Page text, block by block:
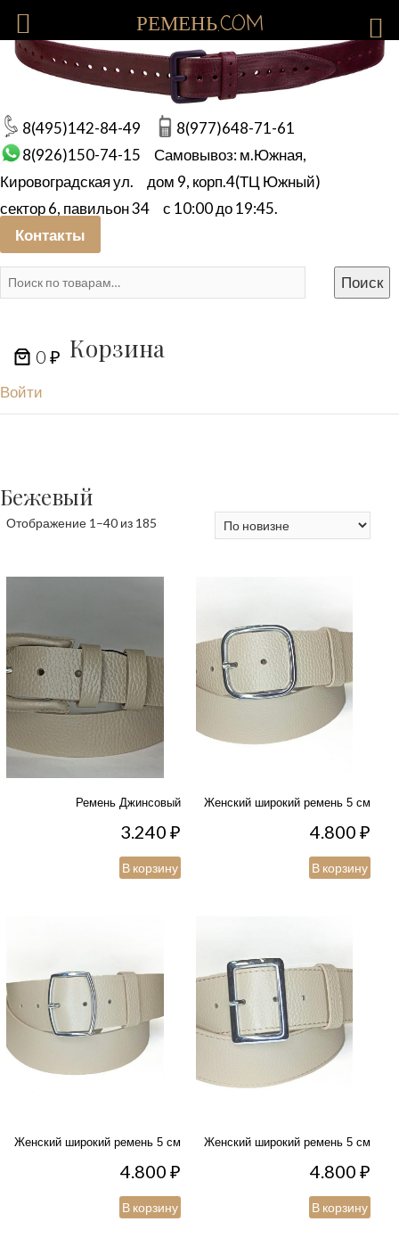
8(495)142-84-49
8(977)648-71-61
8(926)150-74-15
Самовывоз: м.Южная,
Кировоградская ул.
дом 9, корп.4(ТЦ Южный)
сектор 6, павильон 34
с 10:00 до 19:45.
Контакты
Искать:
Поиск
0 ₽
Войти
Корзина
Бежевый
Отображение 1–40 из 185 Сортировка:
Ремень Джинсовый
3.240₽
В корзину
Женский широкий ремень 5 см
4.800₽
В корзину
Женский широкий ремень 5 см
4.800₽
В корзину
Женский широкий ремень 5 см
4.800₽
В корзину
РЕМЕНЬ.COM